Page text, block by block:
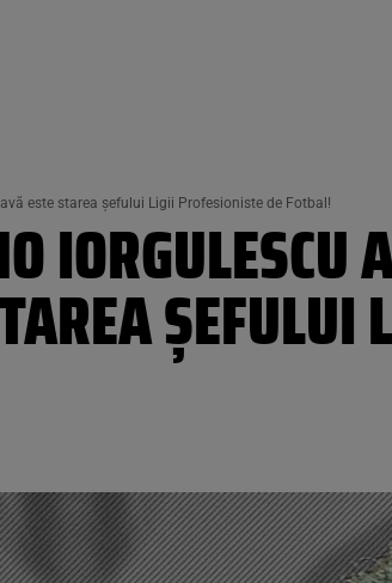
este starea șefului Ligii Profesioniste de Fotbal!
IORGULESCU